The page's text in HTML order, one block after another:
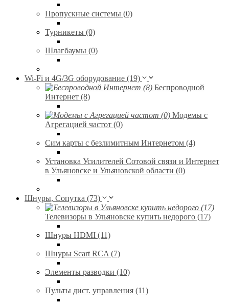
Пропускные системы (0)
Турникеты (0)
Шлагбаумы (0)
Wi-Fi и 4G/3G оборудование (19)
Беспроводной
Интернет (8)
Модемы с
Агрегацией частот (0)
Сим карты с безлимитным Интернетом (4)
Установка Усилителей Сотовой связи и Интернет
в Ульяновске и Ульяновской области (0)
Шнуры, Сопутка (73)
Телевизоры в Ульяновске купить недорого (17)
Шнуры HDMI (11)
Шнуры Scart RCA (7)
Элементы разводки (10)
Пульты дист. управления (11)